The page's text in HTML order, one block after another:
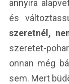
annyira
és
szeretnél,
szeretet-
onnan még
sem. Mert